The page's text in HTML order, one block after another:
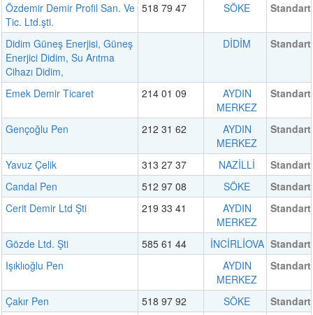
Özdemir Demir Profil San. Ve
Tic. Ltd.şti.
518 79 47 SÖKE Standart
Didim Güneş Enerjisi, Güneş
Enerjici Didim, Su Arıtma
Cihazı Didim,
DİDİM Standart
Emek Demir Ticaret 214 01 09
AYDIN
MERKEZ
Standart
Gençoğlu Pen 212 31 62
AYDIN
MERKEZ
Standart
Yavuz Çelik 313 27 37 NAZİLLİ
Standart
Candal Pen
512 97 08 SÖKE
Standart
Cerit Demir Ltd Şti
219 33 41
AYDIN
MERKEZ
Standart
Gözde Ltd. Şti 585 61 44 İNCİRLİOVA Standart
Işıklıoğlu Pen
AYDIN
MERKEZ
Standart
Çakır Pen 518 97 92 SÖKE
Standart